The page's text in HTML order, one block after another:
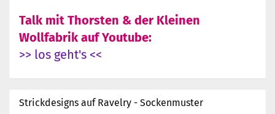
Talk mit Thorsten & der Kleinen
Wollfabrik auf Youtube:
>> los geht's <<
Strickdesigns auf Ravelry - Sockenmuster